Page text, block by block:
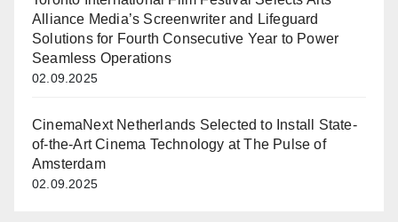
Alliance Media’s Screenwriter and Lifeguard
Solutions for Fourth Consecutive Year to Power
Seamless Operations
02.09.2025
CinemaNext Netherlands Selected to Install State-
of-the-Art Cinema Technology at The Pulse of
Amsterdam
02.09.2025